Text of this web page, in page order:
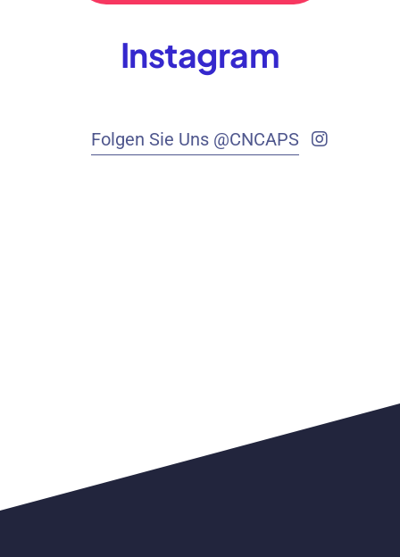
Instagram
Folgen Sie Uns @CNCAPS